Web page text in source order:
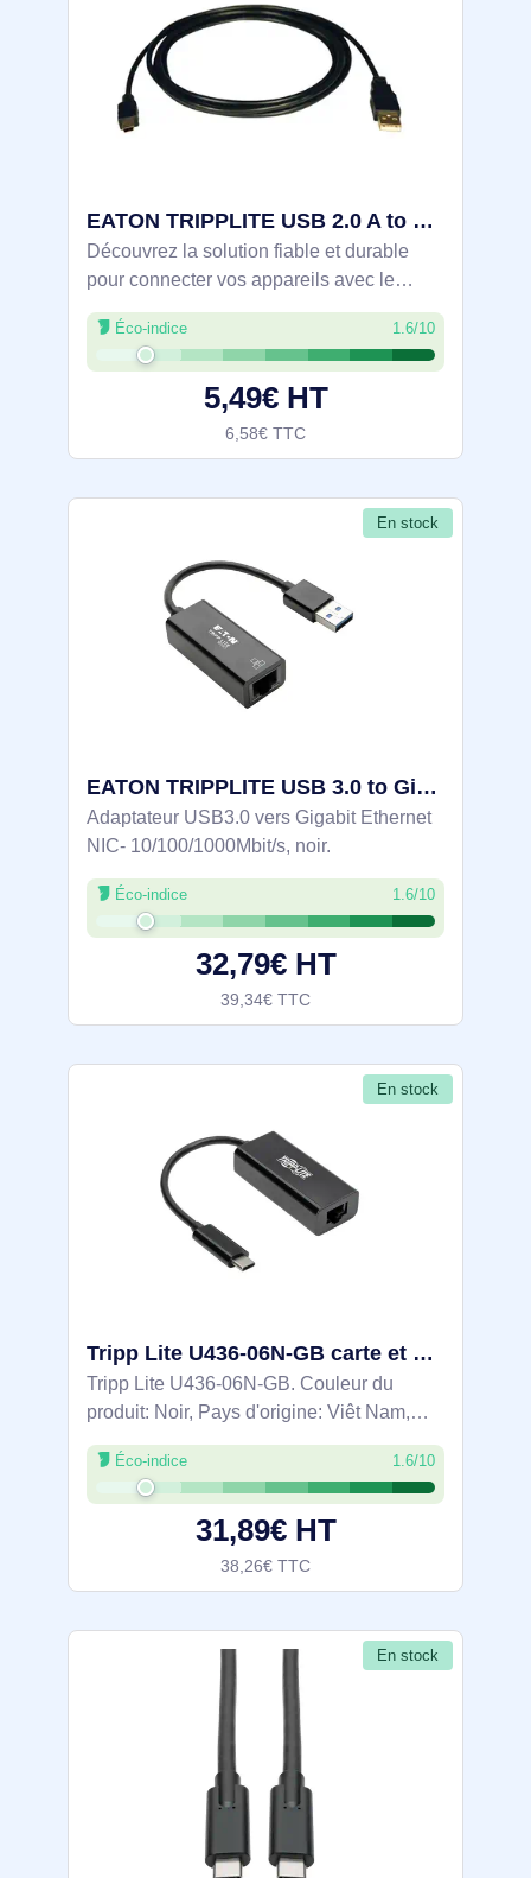
EATON TRIPPLITE USB 2.0 A to Mini-B Cable A to 5Pin Mini - U030-006
Découvrez la solution fiable et durable
pour connecter vos appareils avec le
câble USB 2.0 A vers Mini-B de la série
Tripp Lite d'Eaton. Ce câble de 1,83 m (6
ft) est conçu pour fournir une connexion
Éco-indice 1.6/10
5,49€ HT
6,58€ TTC
En stock
EATON TRIPPLITE USB 3.0 to Gigabit Ethernet NIC Network - U336-000-R
Adaptateur USB3.0 vers Gigabit Ethernet
NIC- 10/100/1000Mbit/s, noir.
Éco-indice 1.6/10
32,79€ HT
39,34€ TTC
En stock
Tripp Lite U436-06N-GB carte et adaptateur d'interfaces
Tripp Lite U436-06N-GB. Couleur du
produit: Noir, Pays d'origine: Viêt Nam,
Certification: CE, FCC, REACH. Largeur:
22,7 mm, Profondeur: 15,2 mm, Hauteur:
66 mm. Largeur du colis: 120,6 mm,
Éco-indice 1.6/10
31,89€ HT
38,26€ TTC
En stock